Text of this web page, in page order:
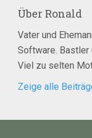
Über Ronald
Vater und
Software. Bastler
Viel zu selten
Zeige alle